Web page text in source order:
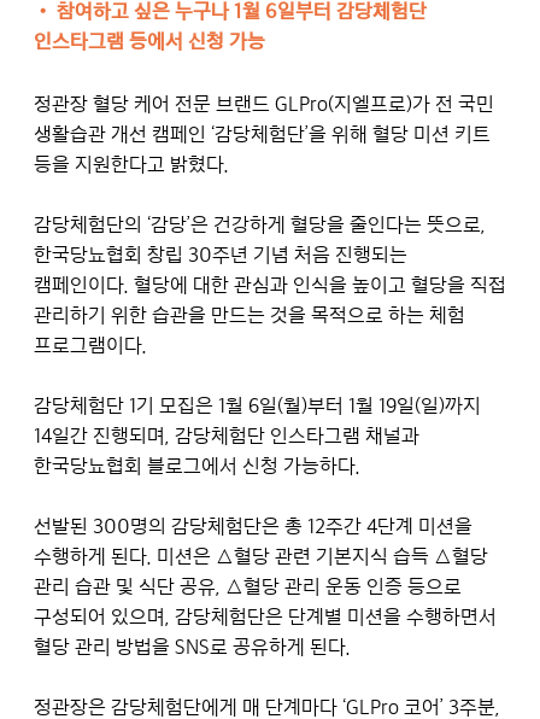
• 참여하고 싶은 누구나 1월 6일부터 감당체험단
인스타그램 등에서 신청 가능
정관장 혈당 케어 전문 브랜드 GLPro(지엘프로)가 전 국민
생활습관 개선 캠페인 ‘감당체험단’을 위해 혈당 미션 키트
등을 지원한다고 밝혔다.
감당체험단의 ‘감당’은 건강하게 혈당을 줄인다는 뜻으로,
한국당뇨협회 창립 30주년 기념 처음 진행되는
캠페인이다. 혈당에 대한 관심과 인식을 높이고 혈당을 직접
관리하기 위한 습관을 만드는 것을 목적으로 하는 체험
프로그램이다.
감당체험단 1기 모집은 1월 6일(월)부터 1월 19일(일)까지
14일간 진행되며, 감당체험단 인스타그램 채널과
한국당뇨협회 블로그에서 신청 가능하다.
선발된 300명의 감당체험단은 총 12주간 4단계 미션을
수행하게 된다. 미션은 △혈당 관련 기본지식 습득 △혈당
관리 습관 및 식단 공유, △혈당 관리 운동 인증 등으로
구성되어 있으며, 감당체험단은 단계별 미션을 수행하면서
혈당 관리 방법을 SNS로 공유하게 된다.
정관장은 감당체험단에게 매 단계마다 ‘GLPro 코어’ 3주분,